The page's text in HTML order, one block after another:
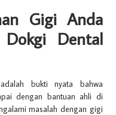
Gigi Anda
Dental
bukti nyata bahwa
dengan bantuan ahli di
masalah dengan gigi